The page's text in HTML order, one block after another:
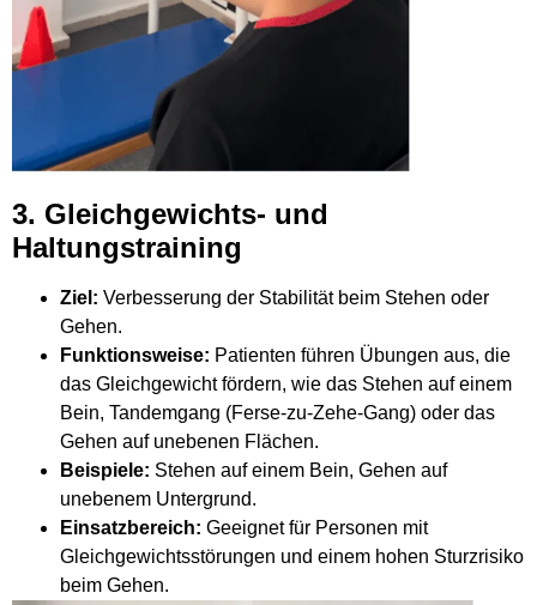
3. Gleichgewichts- und
Haltungstraining
Ziel: Verbesserung der Stabilität beim Stehen oder
Gehen.
Funktionsweise: Patienten führen Übungen aus, die
das Gleichgewicht fördern, wie das Stehen auf einem
Bein, Tandemgang (Ferse-zu-Zehe-Gang) oder das
Gehen auf unebenen Flächen.
Beispiele: Stehen auf einem Bein, Gehen auf
unebenem Untergrund.
Einsatzbereich: Geeignet für Personen mit
Gleichgewichtsstörungen und einem hohen Sturzrisiko
beim Gehen.